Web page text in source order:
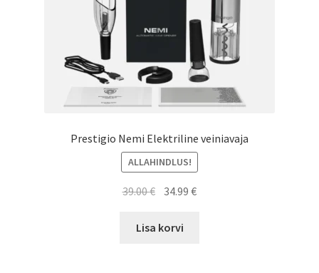
Prestigio Nemi Elektriline veiniavaja
ALLAHINDLUS!
39.00€ Algne
oli:
34.99€Current
Lisa korvi